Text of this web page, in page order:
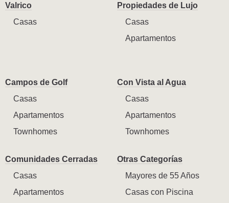
Valrico
Casas
Propiedades de Lujo
Casas
Apartamentos
Campos de Golf
Casas
Apartamentos
Townhomes
Con Vista al Agua
Casas
Apartamentos
Townhomes
Comunidades Cerradas
Casas
Apartamentos
Otras Categorías
Mayores de 55 Años
Casas con Piscina